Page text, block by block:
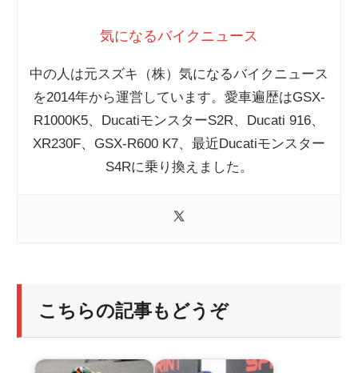
気になるバイクニュース
中の人は元スズキ（株）気になるバイクニュース
を2014年から運営しています。愛車遍歴はGSX-
R1000K5、DucatiモンスターS2R、Ducati 916、
XR230F、GSX-R600 K7、最近Ducatiモンスター
S4Rに乗り換えました。
こちらの記事もどうぞ